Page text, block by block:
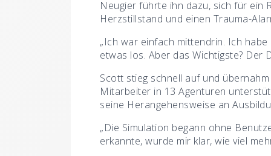
Neugier führte ihn dazu, sich für ein
Herzstillstand und einen Trauma-
„Ich war einfach mittendrin. Ich
etwas los. Aber das Wichtigste? Der
Scott stieg schnell auf und
Mitarbeiter in 13 Agenturen
seine Herangehensweise an
„Die Simulation begann ohne
erkannte, wurde mir klar, wie viel